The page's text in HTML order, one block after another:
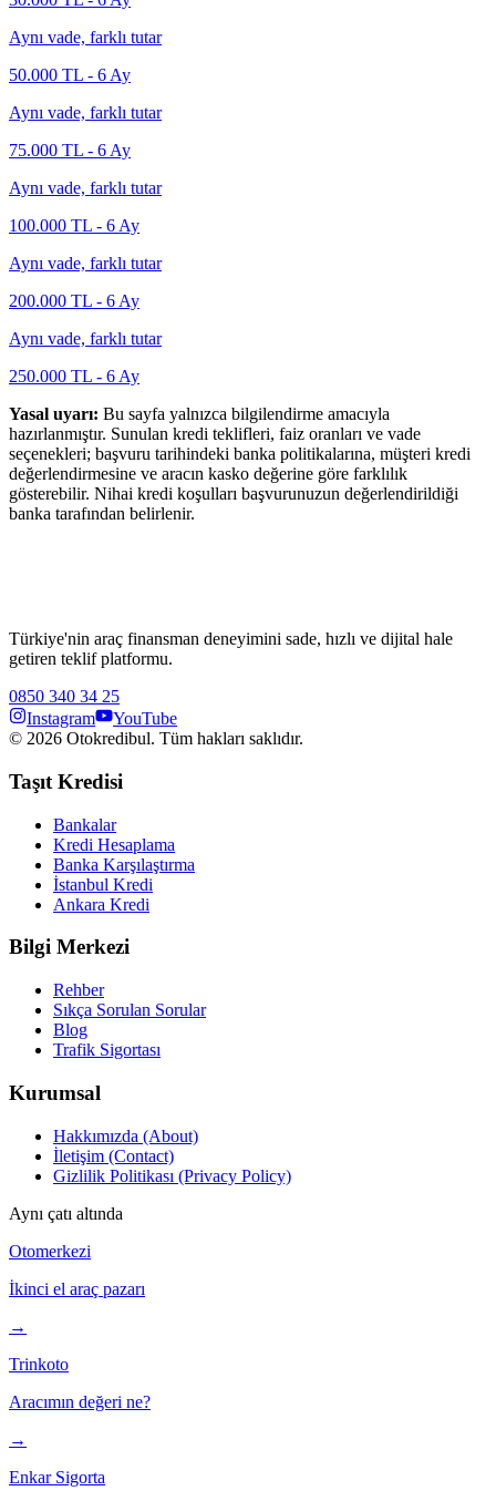
Aynı vade, farklı tutar
50.000 TL - 6 Ay
Aynı vade, farklı tutar
75.000 TL - 6 Ay
Aynı vade, farklı tutar
100.000 TL - 6 Ay
Aynı vade, farklı tutar
200.000 TL - 6 Ay
Aynı vade, farklı tutar
250.000 TL - 6 Ay
Yasal uyarı: Bu sayfa yalnızca bilgilendirme amacıyla
hazırlanmıştır. Sunulan kredi teklifleri, faiz oranları ve vade
seçenekleri; başvuru tarihindeki banka politikalarına, müşteri kredi
değerlendirmesine ve aracın kasko değerine göre farklılık
gösterebilir. Nihai kredi koşulları başvurunuzun değerlendirildiği
banka tarafından belirlenir.
Türkiye'nin araç finansman deneyimini sade, hızlı ve dijital hale
getiren teklif platformu.
0850 340 34 25
Instagram
YouTube
© 2026 Otokredibul. Tüm hakları saklıdır.
Taşıt Kredisi
Bankalar
Kredi Hesaplama
Banka Karşılaştırma
İstanbul Kredi
Ankara Kredi
Bilgi Merkezi
Rehber
Sıkça Sorulan Sorular
Blog
Trafik Sigortası
Kurumsal
Hakkımızda (About)
İletişim (Contact)
Gizlilik Politikası (Privacy Policy)
Aynı çatı altında
Otomerkezi
İkinci el araç pazarı
→
Trinkoto
Aracımın değeri ne?
→
Enkar Sigorta